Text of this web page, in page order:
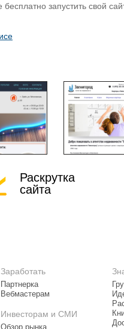
запустить свой
Раскрутка
сайта
Заработать
Партнерка
Вебмастерам
Инвесторам и СМИ
Обзор рынка